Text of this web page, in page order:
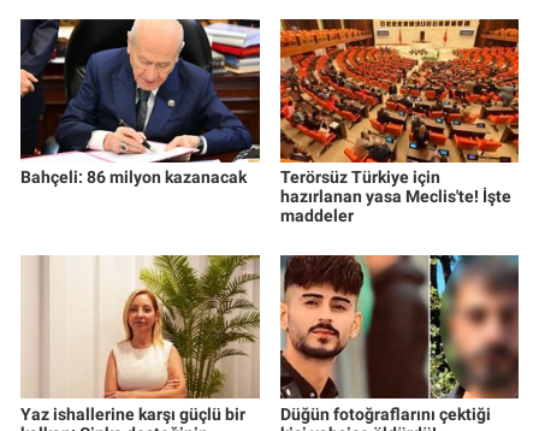
Bahçeli: 86 milyon kazanacak
Terörsüz Türkiye için
hazırlanan yasa Meclis'te! İşte
maddeler
Yaz ishallerine karşı güçlü bir
Düğün fotoğraflarını çektiği
Programlar
Sağlık
Spor
Türkiye'nin Geleceği
Türkiye'nin Gündemi
Yerel Gündem